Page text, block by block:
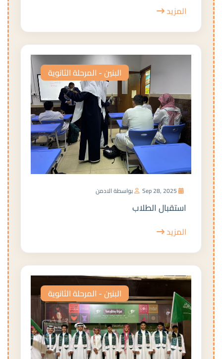
المزيد
البنين - المرحلة الثانوية
بواسطة الادمن
استقبال الطلاب
المزيد
البنين - المرحلة الثانوية